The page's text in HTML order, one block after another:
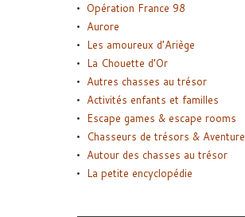
Opération France 98
Aurore
Les amoureux d’Ariège
La Chouette d’Or
Autres chasses au trésor
Activités enfants et familles
Escape games & escape rooms
Chasseurs de trésors & Aventure
Autour des chasses au trésor
La petite encyclopédie